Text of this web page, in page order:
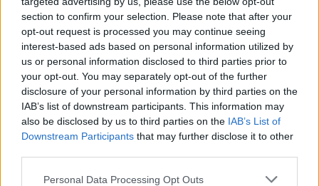
section to confirm your selection. Please note that after your
opt-out request is processed you may continue seeing
interest-based ads based on personal information utilized by
us or personal information disclosed to third parties prior to
your opt-out. You may separately opt-out of the further
disclosure of your personal information by third parties on the
IAB’s list of downstream participants. This information may
also be disclosed by us to third parties on the IAB’s List of
Downstream Participants that may further disclose it to other
Please note that this website/app uses one or more Google
Personal Data Processing Opt Outs
vezetőedző idő előtt a kispadról, akárcsak
2011/2012-ben.
Horváth a 2012/2013-as szezonban kapta meg első
NB I-es munkáját, Kecskeméten, és azt az idényt
végig is dolgozta, majd átült a Paks kispadjára a
nyáron. Innen Győrbe vezetett az útja (a szövetségi
kapitánnyá avanzsált Pintér Attila munkáját vette
át), ám októberben, közös megegyezéssel elküldték
az ETO-tól, hiába lett néhány hónappal korábban
ezüstérmes a csapattal.